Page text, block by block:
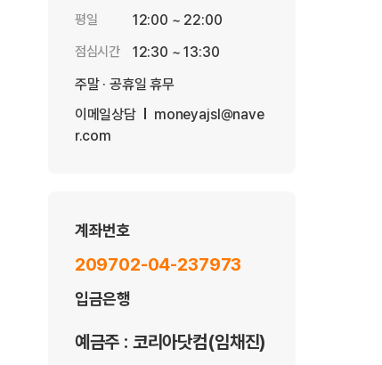
평일 12:00 ~ 22:00
점심시간
12:30 ~ 13:30
주말 · 공휴일 휴무
이메일상담
moneyajsl@nave
r.com
계좌번호
209702-04-237973
입금은행
예금주 : 코리아닷컴(임채진)